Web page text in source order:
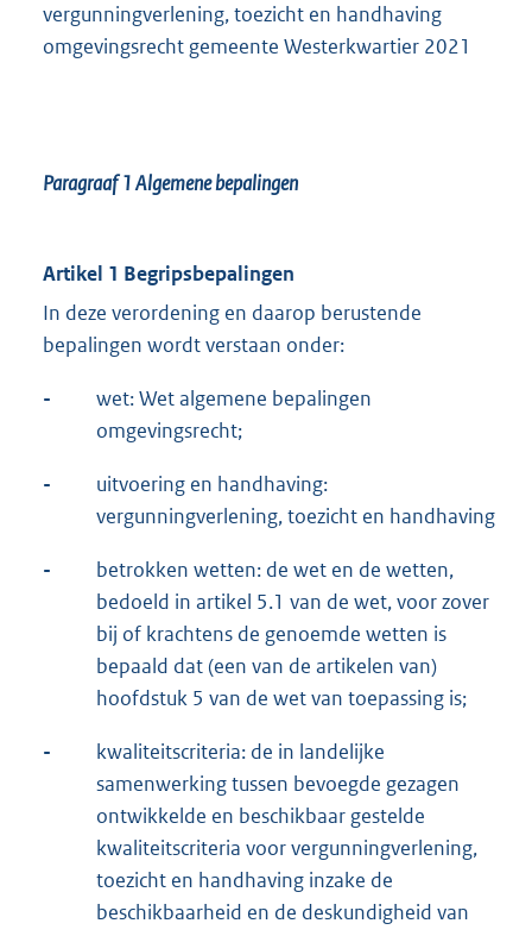
vergunningverlening, toezicht en handhaving
omgevingsrecht gemeente Westerkwartier 2021
Paragraaf 1Algemene bepalingen
Artikel 1 Begripsbepalingen
In deze verordening en daarop berustende
bepalingen wordt verstaan onder:
-
wet: Wet algemene bepalingen
omgevingsrecht;
-
uitvoering en handhaving:
vergunningverlening, toezicht en handhaving
-
betrokken wetten: de wet en de wetten,
bedoeld in artikel 5.1 van de wet, voor zover
bij of krachtens de genoemde wetten is
bepaald dat (een van de artikelen van)
hoofdstuk 5 van de wet van toepassing is;
-
kwaliteitscriteria: de in landelijke
samenwerking tussen bevoegde gezagen
ontwikkelde en beschikbaar gestelde
kwaliteitscriteria voor vergunningverlening,
toezicht en handhaving inzake de
beschikbaarheid en de deskundigheid van